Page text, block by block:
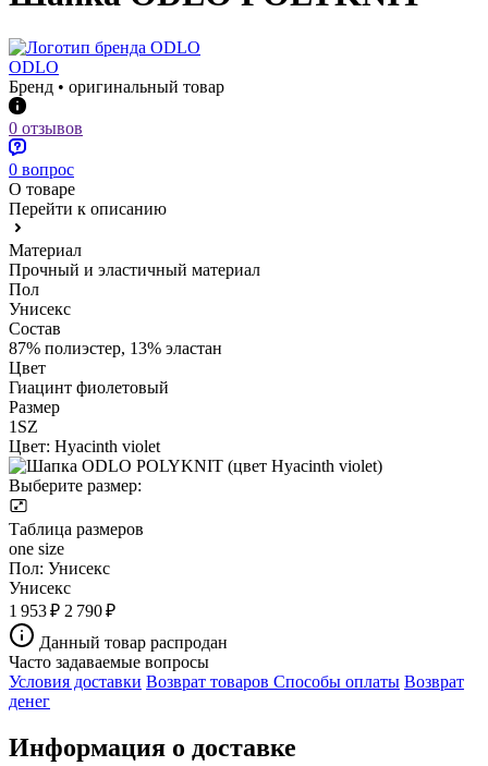
ODLO
Бренд • оригинальный товар
0 отзывов
0 вопрос
О товаре
Перейти к описанию
Материал
Прочный и эластичный материал
Пол
Унисекс
Состав
87% полиэстер, 13% эластан
Цвет
Гиацинт фиолетовый
Размер
1SZ
Цвет: Hyacinth violet
Выберите размер:
Таблица размеров
one size
Пол: Унисекс
Унисекс
1 953 ₽ 2 790 ₽
Данный товар распродан
Часто задаваемые вопросы
Условия доставки Возврат товаров Способы оплаты Возврат
денег
Информация о доставке